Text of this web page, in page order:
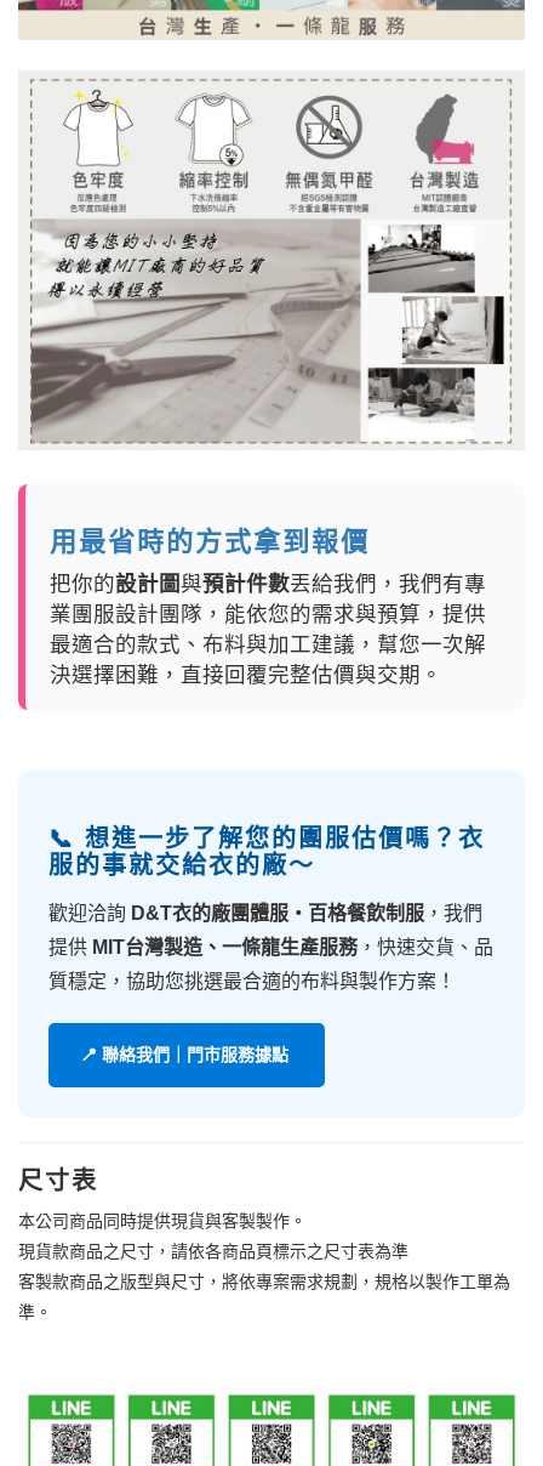
用最省時的方式拿到報價
把你的設計圖與預計件數丟給我們，我們有專
業團服設計團隊，能依您的需求與預算，提供
最適合的款式、布料與加工建議，幫您一次解
決選擇困難，直接回覆完整估價與交期。
📞 想進一步了解您的團服估價嗎？衣
服的事就交給衣的廠～
歡迎洽詢 D&T衣的廠團體服・百格餐飲制服 ，我們
提供 MIT台灣製造、一條龍生產服務，快速交貨、品
質穩定，協助您挑選最合適的布料與製作方案！
📍 聯絡我們｜門市服務據點
尺寸表
本公司商品同時提供現貨與客製製作。
現貨款商品之尺寸，請依各商品頁標示之尺寸表為準
客製款商品之版型與尺寸，將依專案需求規劃，規格以製作工單為
準。